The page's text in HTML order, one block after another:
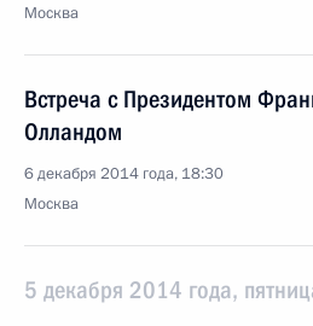
Москва
Встреча с Президентом
Олландом
6 декабря 2014 года, 18:30
Москва
5 декабря 2014 года,